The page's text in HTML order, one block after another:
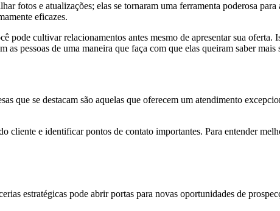
fotos e atualizações; elas se tornaram uma ferramenta poderosa para
eficazes.
pode cultivar relacionamentos antes mesmo de apresentar sua
as pessoas de uma maneira que faça com que elas queiram saber
que se destacam são aquelas que oferecem um atendimento
cliente e identificar pontos de contato importantes. Para entender
estratégicas pode abrir portas para novas oportunidades de